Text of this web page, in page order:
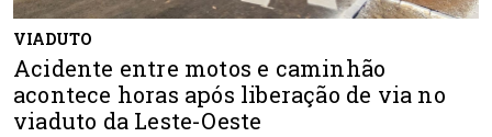
VIADUTO
Acidente entre motos e caminhão
acontece horas após liberação de via no
viaduto da Leste-Oeste